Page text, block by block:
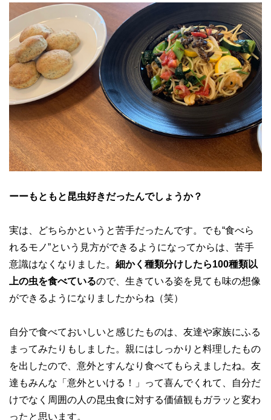
ーーもともと昆虫好きだったんでしょうか？
実は、どちらかというと苦手だったんです。でも“食べら
れるモノ”という見方ができるようになってからは、苦手
意識はなくなりました。 細かく種類分けしたら100種類以
上の虫を食べているので、生きている姿を見ても味の想像
ができるようになりましたからね（笑）
自分で食べておいしいと感じたものは、友達や家族にふる
まってみたりもしました。親にはしっかりと料理したもの
を出したので、意外とすんなり食べてもらえましたね。友
達もみんな「意外といける！」って喜んでくれて、自分だ
けでなく周囲の人の昆虫食に対する価値観もガラッと変わ
ったと思います。